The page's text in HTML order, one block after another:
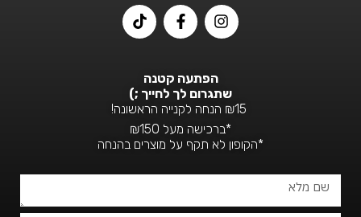
I
n
s
a
g
r
a
m
F
a
c
b
o
o
k
-
f
T
i
k
k הפתעה קטנה
שתגרום לך לחייך ;)
*ברכישה מעל ₪150
*הקופון לא תקף על מוצרים בהנחה
שם